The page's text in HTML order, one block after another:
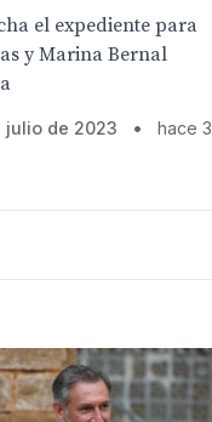
el expediente para
y Marina Bernal
julio de 2023 •
hace 3